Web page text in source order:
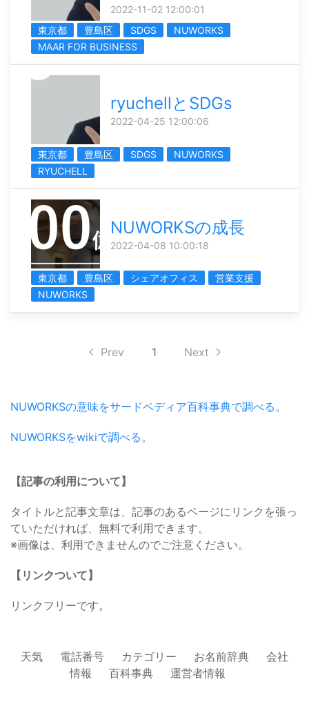
2022-11-02 12:00:01
東京都
豊島区 SDGS
NUWORKS
MAAR FOR BUSINESS
ryuchellとSDGs
2022-04-25 12:00:06
東京都 豊島区 SDGS
NUWORKS
RYUCHELL
NUWORKSの成長
2022-04-08 10:00:18
東京都 豊島区 シェアオフィス
営業支援
NUWORKS
Prev 1 Next
NUWORKSの意味をサードペディア百科事典で調べる。
NUWORKSをwikiで調べる。
【記事の利用について】
タイトルと記事文章は、記事のあるページにリンクを張っ
ていただければ、無料で利用できます。
※画像は、利用できませんのでご注意ください。
【リンクついて】
リンクフリーです。
天気 電話番号 カテゴリー お名前辞典
会社
情報
百科事典 運営者情報